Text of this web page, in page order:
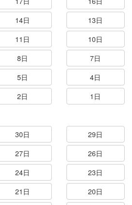
14日
13日
11日
10日
8日
7日
5日
4日
2日 1日
30日
29日
27日
26日
24日
23日
21日
20日